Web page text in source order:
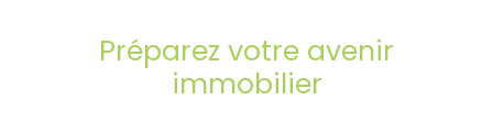
Préparez votre avenir
immobilier